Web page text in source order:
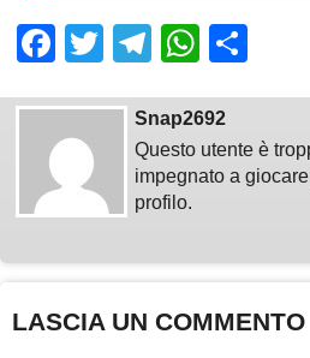
Facebook
TwitterTelegram
Snap2692
Questo utente è
impegnato a
profilo.
LASCIA UN COMMENTO